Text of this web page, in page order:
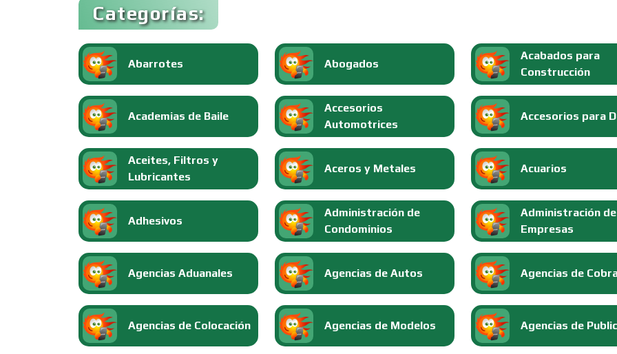
Categorías:
Abarrotes Abogados
Acabados para
Construcción
Academias de Baile
Accesorios
Automotrices
Accesorios para
Aceites, Filtros y
Lubricantes
Aceros y Metales Acuarios
Adhesivos
Administración de
Condominios
Administración de
Empresas
Agencias Aduanales Agencias de Autos Agencias de
Agencias de Colocación Agencias de Modelos Agencias de